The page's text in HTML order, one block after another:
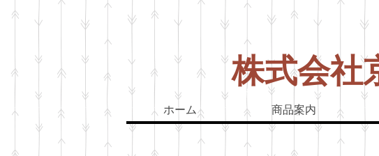
株式会社
山葡萄バッグ 山ぶどう
ホーム 商品案内